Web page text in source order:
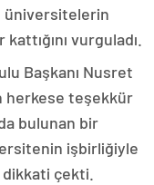
üniversitelerin
vurguladı.
Başkanı Nusret
herkese teşekkür
bulunan bir
işbirliğiyle
çekti.